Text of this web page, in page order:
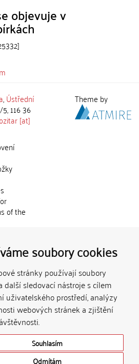
soubory cookies
stránky používají soubory
další sledovací nástroje s cílem
uživatelského prostředí, analýzy
webových stránek a zjištění
Souhlasím
Odmítám
objevuje v
,Ústřední
116 36
[at]
of the
k
jinou
autora.
shall not
of
Theme by